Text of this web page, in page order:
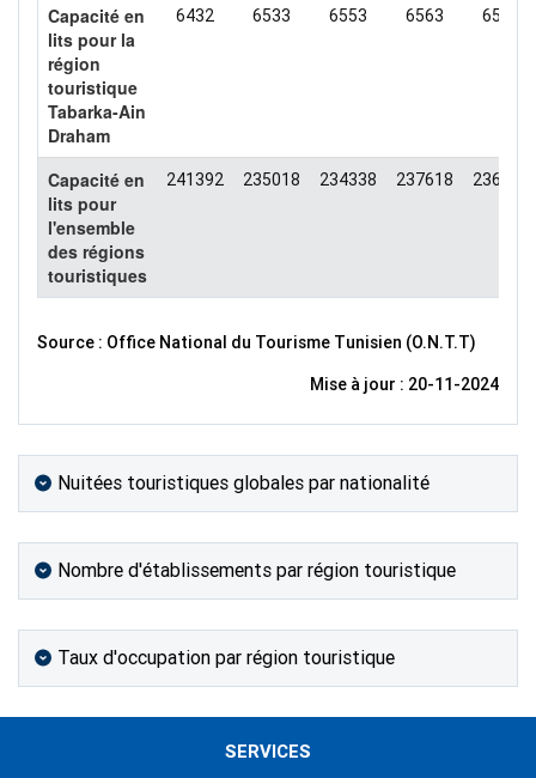
Capacité en
lits pour la
région
touristique
Tabarka-Ain
Draham
6432 6533 6553 6563 6517
Capacité en
lits pour
l'ensemble
des régions
touristiques
241392 235018 234338 237618 236015
Source : Office National du Tourisme Tunisien (O.N.T.T)
Mise à jour : 20-11-2024
Nuitées touristiques globales par nationalité
Nombre d'établissements par région touristique
Taux d'occupation par région touristique
SERVICES